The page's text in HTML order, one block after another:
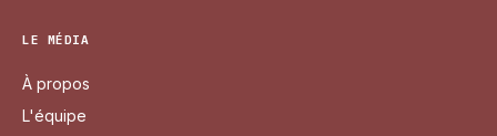
LE MÉDIA
À propos
L'équipe